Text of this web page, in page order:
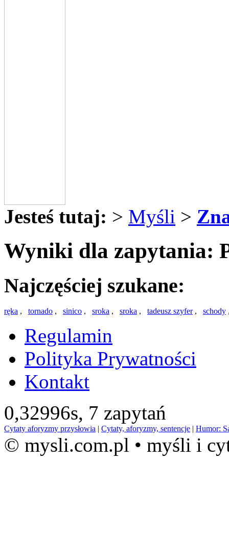
Jesteś tutaj: > Myśli >
Wyniki dla zapytania:
Najczęściej szukane:
ręka , tornado , sinico , sroka , sroka , tadeusz szyfer, schody
Regulamin
Polityka Prywatności
Kontakt
0,32996s, 7 zapytań
Cytaty aforyzmy przysłowia | Cytaty, aforyzmy, sentencje | Humor:
© mysli.com.pl • myśli i